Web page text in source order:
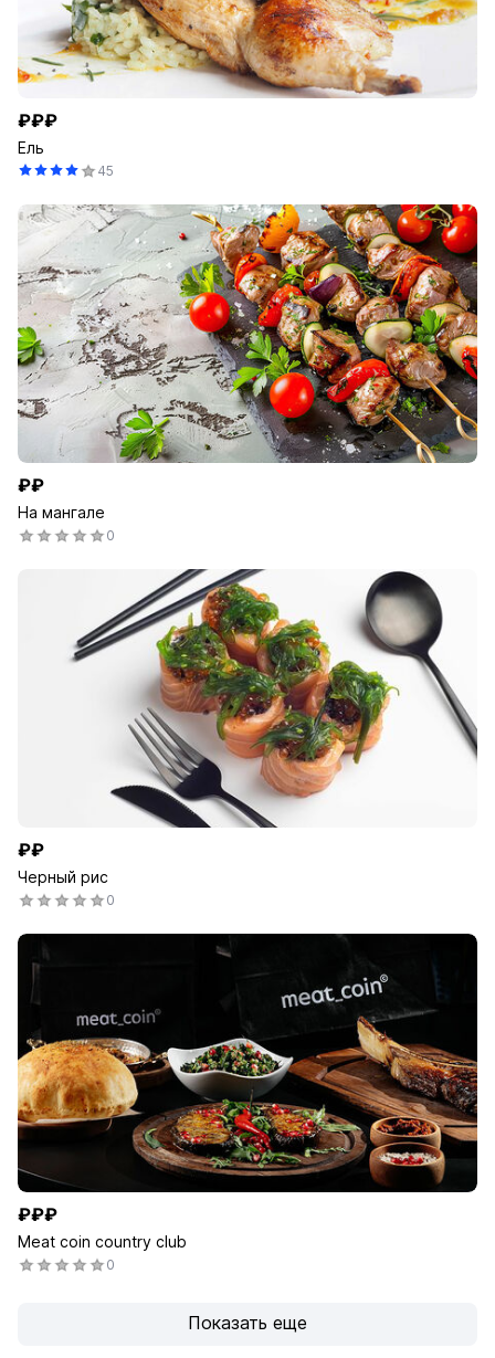
₽₽₽
Ель
45
₽₽
На мангале
0
₽₽
Черный рис
0
₽₽₽
Meat coin country club
0
Показать еще